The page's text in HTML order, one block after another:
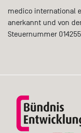
medico international
anerkannt und von
Steuernummer